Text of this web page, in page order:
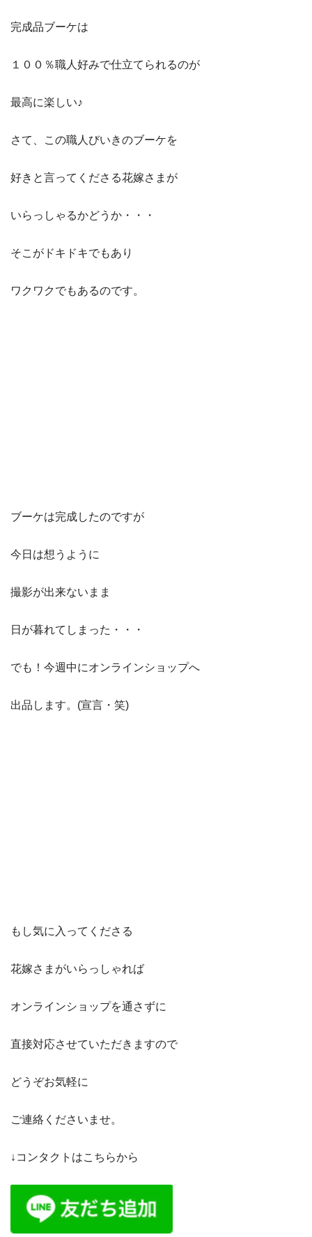
完成品ブーケは
１００％職人好みで仕立てられるのが
最高に楽しい♪
さて、この職人びいきのブーケを
好きと言ってくださる花嫁さまが
いらっしゃるかどうか・・・
そこがドキドキでもあり
ワクワクでもあるのです。
ブーケは完成したのですが
今日は想うように
撮影が出来ないまま
日が暮れてしまった・・・
でも！今週中にオンラインショップへ
出品します。(宣言・笑)
もし気に入ってくださる
花嫁さまがいらっしゃれば
オンラインショップを通さずに
直接対応させていただきますので
どうぞお気軽に
ご連絡くださいませ。
↓コンタクトはこちらから